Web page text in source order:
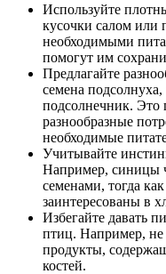
Используйте
кусочки салом или
необходимыми
помогут им
Предлагайте
семена
подсолнечник. Это
разнообразные
необходимые
Учитывайте
Например, синицы
семенами, тогда
заинтересованы в
Избегайте давать
птиц. Например, не
продукты,
костей.